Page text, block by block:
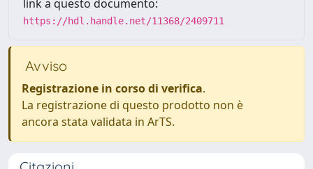
link a questo documento:
https://hdl.handle.net/11368/2409711
Avviso
Registrazione in corso di verifica.
La registrazione di questo prodotto non è
ancora stata validata in ArTS.